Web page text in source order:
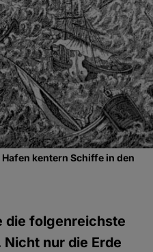
kentern Schiffe in den
die folgenreichste
nur die Erde